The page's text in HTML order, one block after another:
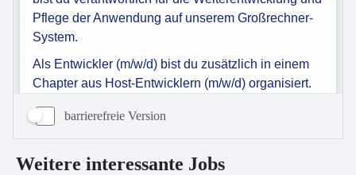
barrierefreie Version
Weitere interessante Jobs